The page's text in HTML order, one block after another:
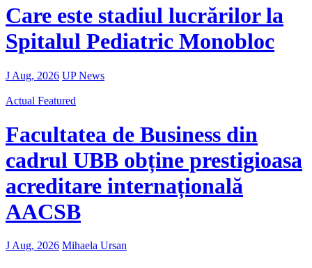
Care este stadiul lucrărilor la
Spitalul Pediatric Monobloc
J Aug, 2026 UP News
Actual Featured
Facultatea de Business din
cadrul UBB obține prestigioasa
acreditare internațională
AACSB
J Aug, 2026 Mihaela Ursan